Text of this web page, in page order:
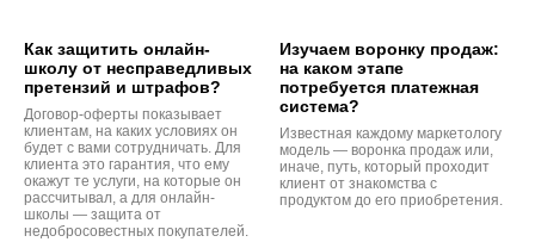
Как защитить онлайн-
школу от несправедливых
претензий и штрафов?
Договор-оферты показывает
клиентам, на каких условиях он
будет с вами сотрудничать. Для
клиента это гарантия, что ему
окажут те услуги, на которые он
рассчитывал, а для онлайн-
школы — защита от
недобросовестных покупателей.
Изучаем воронку продаж:
на каком этапе
потребуется платежная
система?
Известная каждому маркетологу
модель — воронка продаж или,
иначе, путь, который проходит
клиент от знакомства с
продуктом до его приобретения.